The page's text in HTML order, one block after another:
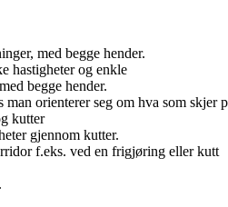
med begge hender.
hastigheter og enkle
begge hender.
man orienterer seg om hva som skjer
kutter
gjennom kutter.
f.eks. ved en frigjøring eller kutt